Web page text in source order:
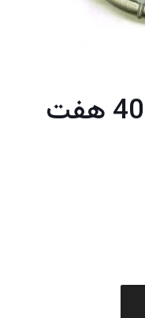
مهره درجه باک 405 هفت